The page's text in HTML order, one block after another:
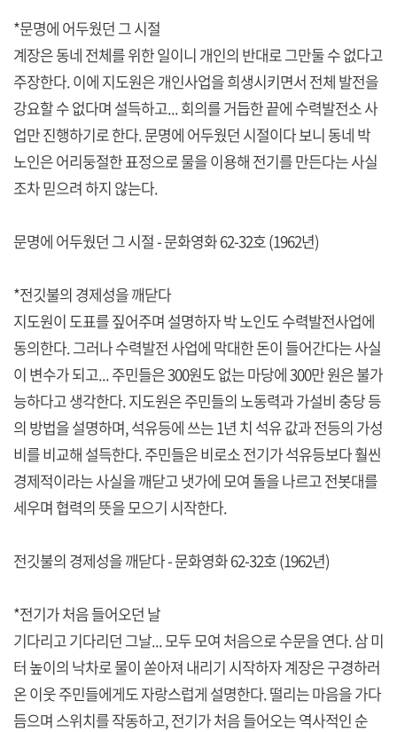
*문명에 어두웠던 그 시절
계장은 동네 전체를 위한 일이니 개인의 반대로 그만둘 수 없다고
주장한다. 이에 지도원은 개인사업을 희생시키면서 전체 발전을
강요할 수 없다며 설득하고... 회의를 거듭한 끝에 수력발전소 사
업만 진행하기로 한다. 문명에 어두웠던 시절이다 보니 동네 박
노인은 어리둥절한 표정으로 물을 이용해 전기를 만든다는 사실
조차 믿으려 하지 않는다.
문명에 어두웠던 그 시절 - 문화영화 62-32호 (1962년)
*전깃불의 경제성을 깨닫다
지도원이 도표를 짚어주며 설명하자 박 노인도 수력발전사업에
동의한다. 그러나 수력발전 사업에 막대한 돈이 들어간다는 사실
이 변수가 되고... 주민들은 300원도 없는 마당에 300만 원은 불가
능하다고 생각한다. 지도원은 주민들의 노동력과 가설비 충당 등
의 방법을 설명하며, 석유등에 쓰는 1년 치 석유 값과 전등의 가성
비를 비교해 설득한다. 주민들은 비로소 전기가 석유등보다 훨씬
경제적이라는 사실을 깨닫고 냇가에 모여 돌을 나르고 전봇대를
세우며 협력의 뜻을 모으기 시작한다.
전깃불의 경제성을 깨닫다 - 문화영화 62-32호 (1962년)
*전기가 처음 들어오던 날
기다리고 기다리던 그날... 모두 모여 처음으로 수문을 연다. 삼 미
터 높이의 낙차로 물이 쏟아져 내리기 시작하자 계장은 구경하러
온 이웃 주민들에게도 자랑스럽게 설명한다. 떨리는 마음을 가다
듬으며 스위치를 작동하고, 전기가 처음 들어오는 역사적인 순